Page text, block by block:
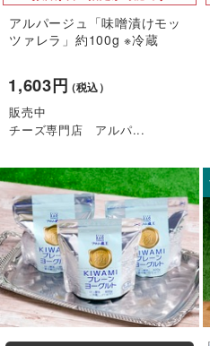
アルパージュ「味噌漬けモッ
ツァレラ」約100g ※冷蔵
1,603円（税込）
販売中
チーズ専門店 アルパ...